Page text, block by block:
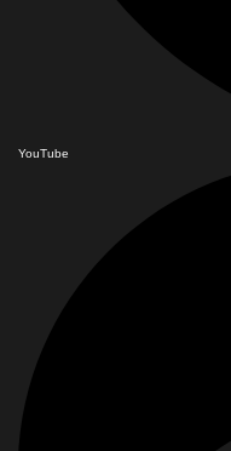
YouTube